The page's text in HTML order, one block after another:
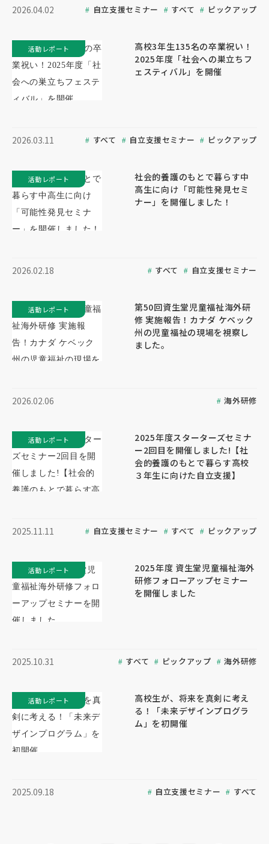
2026.04.02 自立支援セミナー すべて ピックアップ
高校3年生135名の卒業祝い！
2025年度「社会への巣立ちフ
ェスティバル」を開催
2026.03.11 すべて 自立支援セミナー ピックアップ
活動レポート
社会的養護のもとで暮らす中
高生に向け「可能性発見セミ
ナー」を開催しました！
2026.02.18 すべて 自立支援セミナー
活動レポート
第50回資生堂児童福祉海外研
修 実施報告！カナダ ケベック
州の児童福祉の現場を視察し
ました。
2026.02.06 海外研修
活動レポート
2025年度スターターズセミナ
ー2回目を開催しました!【社
会的養護のもとで暮らす高校
３年生に向けた自立支援】
2025.11.11 自立支援セミナー すべて ピックアップ
活動レポート
2025年度 資生堂児童福祉海外
研修フォローアップセミナー
を開催しました
2025.10.31 すべて ピックアップ 海外研修
活動レポート
高校生が、将来を真剣に考え
る！「未来デザインプログラ
ム」を初開催
2025.09.18 自立支援セミナー すべて
活動レポート